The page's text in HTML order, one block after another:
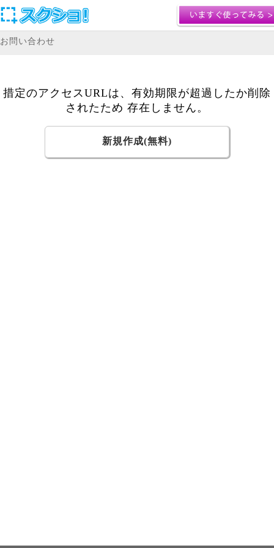
お問い合わせ
措定のアクセスURLは、有効期限が超過したか削除
されたため 存在しません。
新規作成(無料)